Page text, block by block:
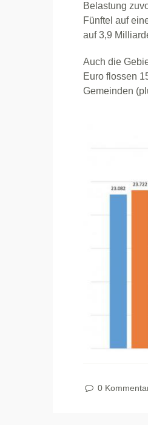
Belastung
Fünftel auf
auf 3,9
Auch die
Euro flossen
Gemeinden
0